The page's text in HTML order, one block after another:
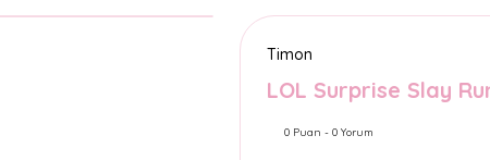
Timon
LOL Surprise Slay
0 Puan - 0 Yorum